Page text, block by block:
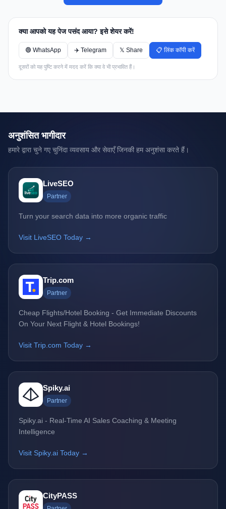
क्या आपको यह पेज पसंद आया? इसे शेयर करें!
🟢 WhatsApp ✈️ Telegram 𝕏 Share 📋 लिंक कॉपी करें
दूसरों को यह पुष्टि करने में मदद करें कि क्या वे भी प्रभावित हैं।
अनुशंसित भागीदार
हमारे द्वारा चुने गए चुनिंदा व्यवसाय और सेवाएँ जिनकी हम अनुशंसा करते हैं।
LiveSEO
Partner
Turn your search data into more organic traffic
Visit LiveSEO Today →
Trip.com
Partner
Cheap Flights/Hotel Booking - Get Immediate Discounts
On Your Next Flight & Hotel Bookings!
Visit Trip.com Today →
Spiky.ai
Partner
Spiky.ai - Real-Time AI Sales Coaching & Meeting
Intelligence
Visit Spiky.ai Today →
CityPASS